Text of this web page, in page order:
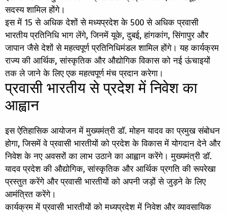
सदस्य शामिल होंगे।
इस में 15 से अधिक देशों से मध्यप्रदेश के 500 से अधिक प्रवासी
भारतीय प्रतिनिधि भाग लेंगे, जिनमें यूके, दुबई, हांगकांग, सिंगापुर और
जापान जैसे देशों से महत्वपूर्ण प्रतिनिधिमंडल शामिल होंगे। यह कार्यक्रम
राज्य की आर्थिक, सांस्कृतिक और औद्योगिक विकास को नई ऊंचाइयों
तक ले जाने के लिए एक महत्वपूर्ण मंच प्रदान करेगा।
प्रवासी भारतीय से प्रदेश में निवेश का
आह्वान
इस ऐतिहासिक आयोजन में मुख्यमंत्री डॉ. मोहन यादव का प्रमुख संबोधन
होगा, जिसमें वे प्रवासी भारतीयों को प्रदेश के विकास में योगदान देने और
निवेश के नए अवसरों का लाभ उठाने का आह्वान करेंगे। मुख्यमंत्री डॉ.
यादव प्रदेश की औद्योगिक, सांस्कृतिक और आर्थिक प्रगति की रूपरेखा
प्रस्तुत करेंगे और प्रवासी भारतीयों को अपनी जड़ों से जुड़ने के लिए
आमंत्रित करेंगे।
कार्यक्रम में प्रवासी भारतीयों को मध्यप्रदेश में निवेश और व्यावसायिक